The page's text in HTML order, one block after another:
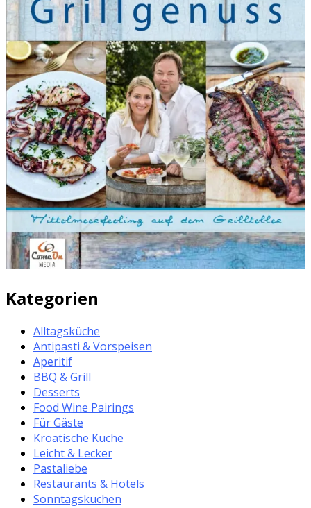
Kategorien
Alltagsküche
Antipasti & Vorspeisen
Aperitif
BBQ & Grill
Desserts
Food Wine Pairings
Für Gäste
Kroatische Küche
Leicht & Lecker
Pastaliebe
Restaurants & Hotels
Sonntagskuchen